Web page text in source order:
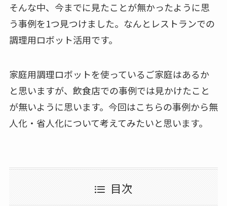
そんな中、今までに見たことが無かったように思
う事例を1つ見つけました。なんとレストランでの
調理用ロボット活用です。
家庭用調理ロボットを使っているご家庭はあるか
と思いますが、飲食店での事例では見かけたこと
が無いように思います。今回はこちらの事例から無
人化・省人化について考えてみたいと思います。
目次